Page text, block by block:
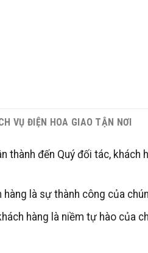
VỤ ĐIỆN HOA GIAO TẬN NƠI
thành đến Quý đối tác,
hàng là sự thành công của
hàng là niềm tự hào của